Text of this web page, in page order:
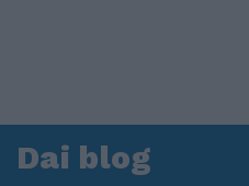
Dai blog